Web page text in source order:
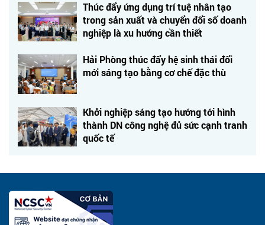
Thúc đẩy ứng dụng trí tuệ nhân tạo
trong sản xuất và chuyển đổi số doanh
nghiệp là xu hướng cần thiết
Hải Phòng thúc đẩy hệ sinh thái đổi
mới sáng tạo bằng cơ chế đặc thù
Khởi nghiệp sáng tạo hướng tới hình
thành DN công nghệ đủ sức cạnh tranh
quốc tế